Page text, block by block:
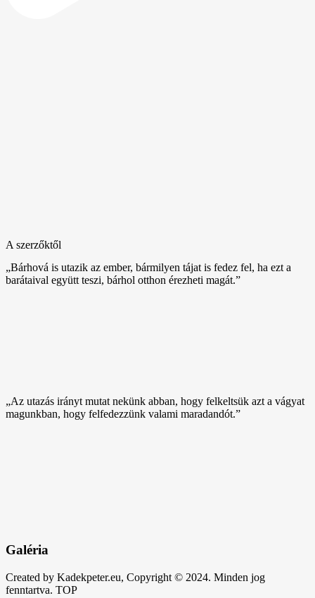
A szerzőktől
„Bárhová is utazik az ember, bármilyen tájat is fedez fel, ha ezt a
barátaival együtt teszi, bárhol otthon érezheti magát.”
„Az utazás irányt mutat nekünk abban, hogy felkeltsük azt a vágyat
magunkban, hogy felfedezzünk valami maradandót.”
Galéria
Created by Kadekpeter.eu, Copyright © 2024. Minden jog
fenntartva. TOP